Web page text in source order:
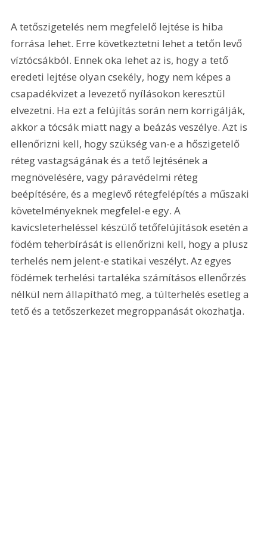
A tetőszigetelés nem megfelelő lejtése is hiba
forrása lehet. Erre következtetni lehet a tetőn levő
víztócsákból. Ennek oka lehet az is, hogy a tető
eredeti lejtése olyan csekély, hogy nem képes a
csapadékvizet a levezető nyílásokon keresztül
elvezetni. Ha ezt a felújítás során nem korrigálják,
akkor a tócsák miatt nagy a beázás veszélye. Azt is
ellenőrizni kell, hogy szükség van-e a hőszigetelő
réteg vastagságának és a tető lejtésének a
megnövelésére, vagy páravédelmi réteg
beépítésére, és a meglevő rétegfelépítés a műszaki
követelményeknek megfelel-e egy. A
kavicsleterheléssel készülő tetőfelújítások esetén a
födém teherbírását is ellenőrizni kell, hogy a plusz
terhelés nem jelent-e statikai veszélyt. Az egyes
födémek terhelési tartaléka számításos ellenőrzés
nélkül nem állapítható meg, a túlterhelés esetleg a
tető és a tetőszerkezet megroppanását okozhatja.